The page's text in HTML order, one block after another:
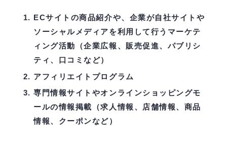
ECサイトの商品紹介や、企業が自社サイトや
ソーシャルメディアを利用して行うマーケテ
ィング活動（企業広報、販売促進、パブリシ
ティ、口コミなど）
アフィリエイトプログラム
専門情報サイトやオンラインショッピングモ
ールの情報掲載（求人情報、店舗情報、商品
情報、クーポンなど）